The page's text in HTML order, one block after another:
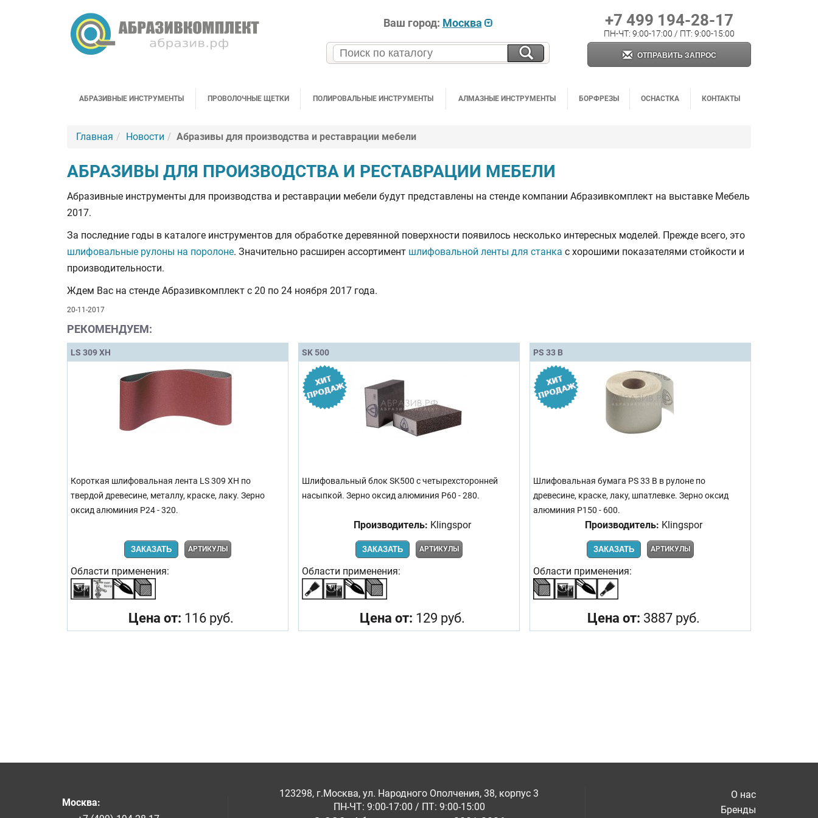
Ваш город: Москва +7 499 194-28-17
ПН-ЧТ: 9:00-17:00 / ПТ: 9:00-15:00
ОТПРАВИТЬ ЗАПРОС
АБРАЗИВНЫЕ ИНСТРУМЕНТЫ ПРОВОЛОЧНЫЕ ЩЕТКИ ПОЛИРОВАЛЬНЫЕ ИНСТРУМЕНТЫ АЛМАЗНЫЕ ИНСТРУМЕНТЫ БОРФРЕЗЫ ОСНАСТКА КОНТАКТЫ
Главная Новости Абразивы для производства и реставрации мебели
АБРАЗИВЫ ДЛЯ ПРОИЗВОДСТВА И РЕСТАВРАЦИИ МЕБЕЛИ
Абразивные инструменты для производства и реставрации мебели будут представлены на стенде компании Абразивкомплект на выставке Мебель
2017.
За последние годы в каталоге инструментов для обработке деревянной поверхности появилось несколько интересных моделей. Прежде всего, это
шлифовальные рулоны на поролоне. Значительно расширен ассортимент шлифовальной ленты для станка с хорошими показателями стойкости и
производительности.
Ждем Вас на стенде Абразивкомплект с 20 по 24 ноября 2017 года.
20-11-2017
РЕКОМЕНДУЕМ:
LS 309 XH
Короткая шлифовальная лента LS 309 XH по
твердой древесине, металлу, краске, лаку. Зерно
оксид алюминия Р24 - 320.
ЗАКАЗАТЬ АРТИКУЛЫ
Области применения:
Цена от: 116 руб.
SK 500
Шлифовальный блок SK500 с четырехсторонней
насыпкой. Зерно оксид алюминия Р60 - 280.
Производитель: Klingspor
ЗАКАЗАТЬ АРТИКУЛЫ
Области применения:
Цена от: 129 руб.
PS 33 B
Шлифовальная бумага PS 33 B в рулоне по
древесине, краске, лаку, шпатлевке. Зерно оксид
алюминия Р150 - 600.
Производитель: Klingspor
ЗАКАЗАТЬ АРТИКУЛЫ
Области применения:
Цена от: 3887 руб.
Москва:
123298, г.Москва, ул. Народного Ополчения, 38, корпус 3
ПН-ЧТ: 9:00-17:00 / ПТ: 9:00-15:00
О нас
Бренды